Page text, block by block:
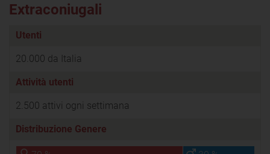
Extraconiugali
Utenti
20.000 da Italia
Attività utenti
2.500 attivi ogni settimana
Distribuzione Genere